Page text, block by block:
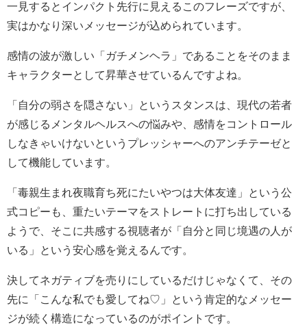
一見するとインパクト先行に見えるこのフレーズですが、
実はかなり深いメッセージが込められています。
感情の波が激しい「ガチメンヘラ」であることをそのまま
キャラクターとして昇華させているんですよね。
「自分の弱さを隠さない」というスタンスは、現代の若者
が感じるメンタルヘルスへの悩みや、感情をコントロール
しなきゃいけないというプレッシャーへのアンチテーゼと
して機能しています。
「毒親生まれ夜職育ち死にたいやつは大体友達」という公
式コピーも、重たいテーマをストレートに打ち出している
ようで、そこに共感する視聴者が「自分と同じ境遇の人が
いる」という安心感を覚えるんです。
決してネガティブを売りにしているだけじゃなくて、その
先に「こんな私でも愛してね♡」という肯定的なメッセー
ジが続く構造になっているのがポイントです。